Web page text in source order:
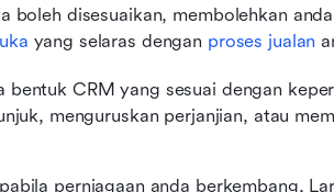
yang selaras dengan proses jualan
bentuk CRM yang sesuai dengan
menguruskan perjanjian, atau
perniagaan anda berkembang,